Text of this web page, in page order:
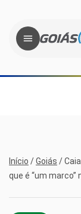
Início /Goiás /
que é “um